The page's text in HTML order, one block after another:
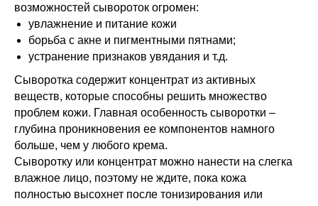
возможностей сывороток огромен:
увлажнение и питание кожи
борьба с акне и пигментными пятнами;
устранение признаков увядания и т.д.
Сыворотка содержит концентрат из активных
веществ, которые способны решить множество
проблем кожи. Главная особенность сыворотки –
глубина проникновения ее компонентов намного
больше, чем у любого крема.
Сыворотку или концентрат можно нанести на слегка
влажное лицо, поэтому не ждите, пока кожа
полностью высохнет после тонизирования или